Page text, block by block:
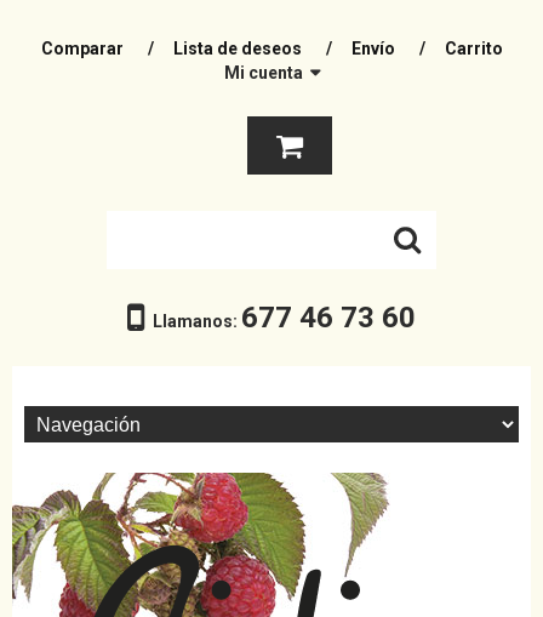
Comparar Lista de deseos Envío
Carrito
Mi cuenta
Llamanos: 677 46 73 60